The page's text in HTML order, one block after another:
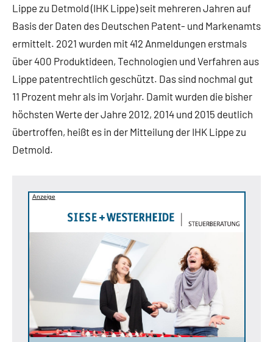
Lippe zu Detmold (IHK Lippe) seit mehreren Jahren auf
Basis der Daten des Deutschen Patent- und Markenamts
ermittelt. 2021 wurden mit 412 Anmeldungen erstmals
über 400 Produktideen, Technologien und Verfahren aus
Lippe patentrechtlich geschützt. Das sind nochmal gut
11 Prozent mehr als im Vorjahr. Damit wurden die bisher
höchsten Werte der Jahre 2012, 2014 und 2015 deutlich
übertroffen, heißt es in der Mitteilung der IHK Lippe zu
Detmold.
Anzeige